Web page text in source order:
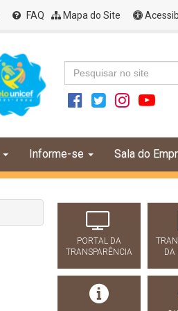
FAQ Mapa do Site
Informe-se Sala do
PORTAL DA
TRANSPARÊNCIA
DA